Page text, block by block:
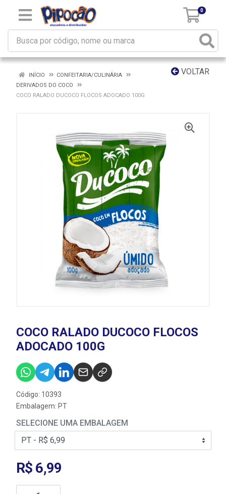
0
VOLTAR
INÍCIO
CONFEITARIA/CULINÁRIA
DERIVADOS DO COCO
COCO RALADO DUCOCO FLOCOS ADOCADO 100G
COCO RALADO DUCOCO FLOCOS
ADOCADO 100G
Código: 10393
Embalagem: PT
SELECIONE UMA EMBALAGEM
R$ 6,99